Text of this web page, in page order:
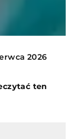
2026
ten